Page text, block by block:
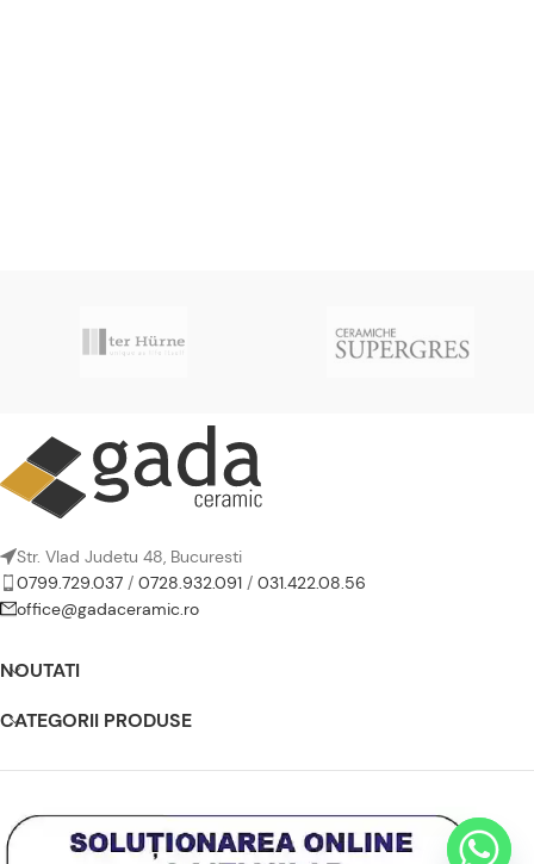
Str. Vlad Judetu 48, Bucuresti
0799.729.037 / 0728.932.091 / 031.422.08.56
office@gadaceramic.ro
NOUTATI
CATEGORII PRODUSE